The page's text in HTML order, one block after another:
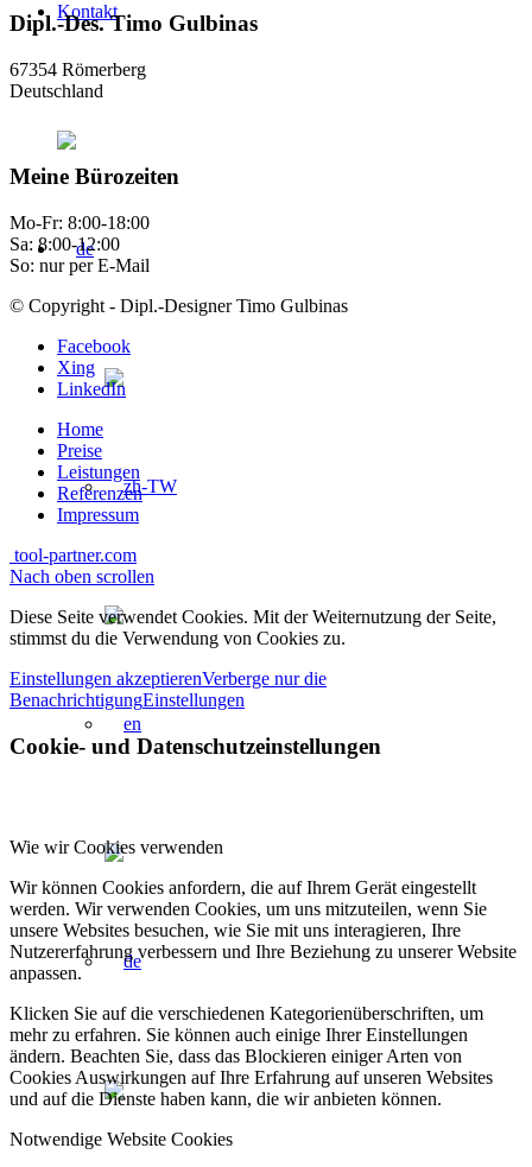
Kontakt
Dipl.-Des. Timo Gulbinas
67354 Römerberg
Deutschland
Meine Bürozeiten
Mo-Fr: 8:00-18:00
Sa: 8:00-12:00
So: nur per E-Mail
© Copyright - Dipl.-Designer Timo Gulbinas
Facebook
Xing
LinkedIn
Home
Preise
Leistungen
Referenzen
Impressum
tool-partner.com
Nach oben scrollen
Diese Seite verwendet Cookies. Mit der Weiternutzung der Seite,
stimmst du die Verwendung von Cookies zu.
Einstellungen akzeptierenVerberge nur die
BenachrichtigungEinstellungen
Cookie- und Datenschutzeinstellungen
Wie wir Cookies verwenden
Wir können Cookies anfordern, die auf Ihrem Gerät eingestellt
werden. Wir verwenden Cookies, um uns mitzuteilen, wenn Sie
unsere Websites besuchen, wie Sie mit uns interagieren, Ihre
Nutzererfahrung verbessern und Ihre Beziehung zu unserer Website
anpassen.
Klicken Sie auf die verschiedenen Kategorienüberschriften, um
mehr zu erfahren. Sie können auch einige Ihrer Einstellungen
ändern. Beachten Sie, dass das Blockieren einiger Arten von
Cookies Auswirkungen auf Ihre Erfahrung auf unseren Websites
und auf die Dienste haben kann, die wir anbieten können.
Notwendige Website Cookies